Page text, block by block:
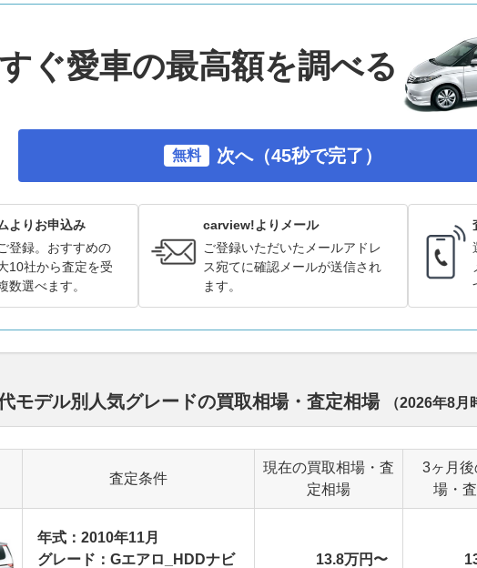
ぐ愛車の最高額を調べる
無料 次へ（45秒で完了）
よりお申込み
登録。おすすめの
10社から査定を受
数選べます。
carview!よりメール
ご登録いただいたメールアドレ
ス宛てに確認メールが送信され
ます。
モデル別人気グレードの買取相場・査定相場 （2026年8月
査定条件
現在の買取相場・査
定相場
3ヶ月
場・
年式：2010年11月
グレード：Gエアロ_HDDナビ
13.8万円〜